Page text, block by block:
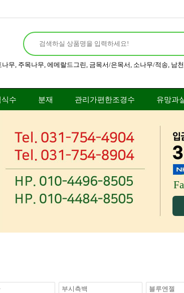
나무, 주목나무, 에메랄드그린, 금목서/은목서, 소나무/적송, 남
식수 분재 관리가편한조경수 유망과
부시측백 블루엔젤